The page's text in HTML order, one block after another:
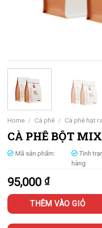
Home / Cà phê / Cà phê hạt
CÀ PHÊ BỘT
Mã sản phẩm: Tình
hàng
95,000 ₫
THÊM VÀO GIỎ